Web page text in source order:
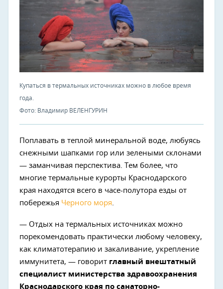
Купаться в термальных источниках можно в любое время
года.
Фото: Владимир ВЕЛЕНГУРИН
Поплавать в теплой минеральной воде, любуясь
снежными шапками гор или зелеными склонами
— заманчивая перспектива. Тем более, что
многие термальные курорты Краснодарского
края находятся всего в часе-полутора езды от
побережья Черного моря
— Отдых на термальных источниках можно
порекомендовать практически любому человеку,
как климатотерапию и закаливание, укрепление
иммунитета, — говорит главный внештатный
специалист министерства здравоохранения
Краснодарского края по санаторно-